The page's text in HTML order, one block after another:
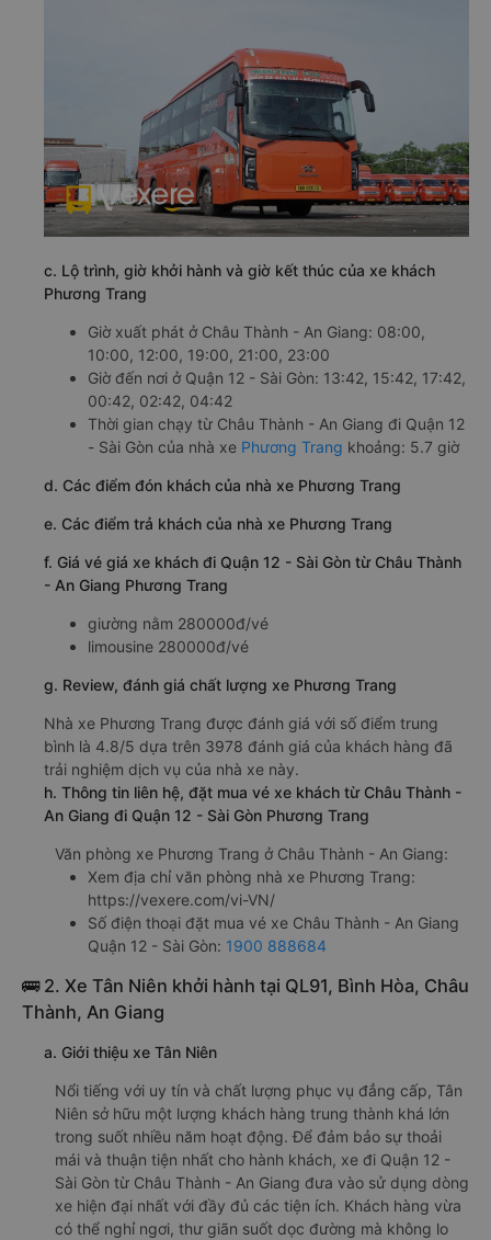
c. Lộ trình, giờ khởi hành và giờ kết thúc của xe khách
Phương Trang
Giờ xuất phát ở Châu Thành - An Giang: 08:00,
10:00, 12:00, 19:00, 21:00, 23:00
Giờ đến nơi ở Quận 12 - Sài Gòn: 13:42, 15:42, 17:42,
00:42, 02:42, 04:42
Thời gian chạy từ Châu Thành - An Giang đi Quận 12
- Sài Gòn của nhà xe Phương Trang khoảng: 5.7 giờ
d. Các điểm đón khách của nhà xe Phương Trang
e. Các điểm trả khách của nhà xe Phương Trang
f. Giá vé giá xe khách đi Quận 12 - Sài Gòn từ Châu Thành
- An Giang Phương Trang
giường nằm 280000đ/vé
limousine 280000đ/vé
g. Review, đánh giá chất lượng xe Phương Trang
Nhà xe Phương Trang được đánh giá với số điểm trung
bình là 4.8/5 dựa trên 3978 đánh giá của khách hàng đã
trải nghiệm dịch vụ của nhà xe này.
h. Thông tin liên hệ, đặt mua vé xe khách từ Châu Thành -
An Giang đi Quận 12 - Sài Gòn Phương Trang
Văn phòng xe Phương Trang ở Châu Thành - An Giang:
Xem địa chỉ văn phòng nhà xe Phương Trang:
https://vexere.com/vi-VN/
Số điện thoại đặt mua vé xe Châu Thành - An Giang
Quận 12 - Sài Gòn: 1900 888684
🚌 2. Xe Tân Niên khởi hành tại QL91, Bình Hòa, Châu
Thành, An Giang
a. Giới thiệu xe Tân Niên
Nổi tiếng với uy tín và chất lượng phục vụ đẳng cấp, Tân
Niên sở hữu một lượng khách hàng trung thành khá lớn
trong suốt nhiều năm hoạt động. Để đảm bảo sự thoải
mái và thuận tiện nhất cho hành khách, xe đi Quận 12 -
Sài Gòn từ Châu Thành - An Giang đưa vào sử dụng dòng
xe hiện đại nhất với đầy đủ các tiện ích. Khách hàng vừa
có thể nghỉ ngơi, thư giãn suốt dọc đường mà không lo